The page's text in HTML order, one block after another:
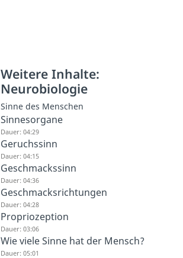
Weitere Inhalte:
Neurobiologie
Sinne des Menschen
Sinnesorgane
Dauer: 04:29
Geruchssinn
Dauer: 04:15
Geschmackssinn
Dauer: 04:36
Geschmacksrichtungen
Dauer: 04:28
Propriozeption
Dauer: 03:06
Wie viele Sinne hat der Mensch?
Dauer: 05:01